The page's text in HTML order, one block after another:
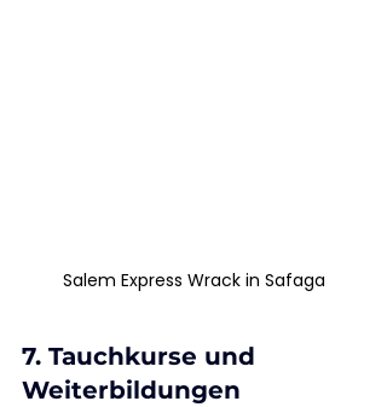
Salem Express Wrack in Safaga
7. Tauchkurse und
Weiterbildungen